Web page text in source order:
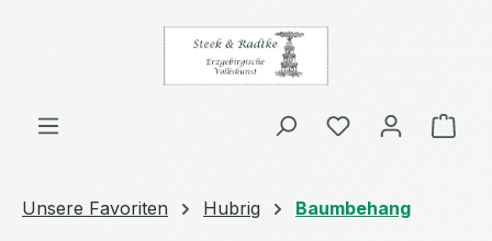
Zum Hauptinhalt springen
Unsere Favoriten Hubrig Baumbehang